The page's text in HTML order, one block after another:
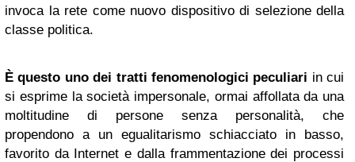
invoca la rete come nuovo dispositivo di selezione della
classe politica.
È questo uno dei tratti fenomenologici peculiari in cui
si esprime la società impersonale, ormai affollata da una
moltitudine di persone senza personalità, che
propendono a un egualitarismo schiacciato in basso,
favorito da Internet e dalla frammentazione dei processi